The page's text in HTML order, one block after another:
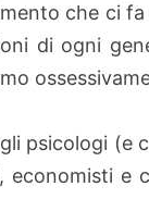
che ci
di ogni
psicologi (e
economisti e